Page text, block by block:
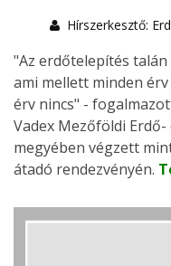
Hírszerkesztő:
"Az erdőtelepítés
ami mellett minden
érv nincs" -
Vadex Mezőföldi
megyében végzett
átadó rendezvényén.